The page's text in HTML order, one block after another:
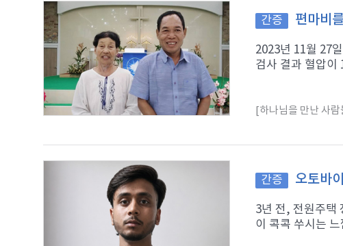
간증 편마비
2023년 11월 27
검사 결과 혈압이
[하나님을 만난 사람
간증 오토바
3년 전, 전원주택
이 콕콕 쑤시는